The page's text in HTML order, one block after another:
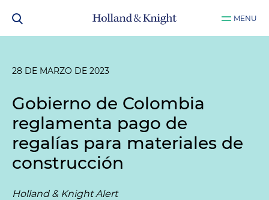
MENU
28 DE MARZO DE 2023
Gobierno de Colombia
reglamenta pago de
regalías para materiales de
construcción
Holland & Knight Alert